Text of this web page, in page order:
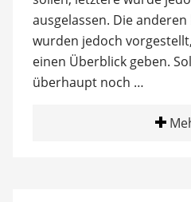
ausgelassen. Die
wurden jedoch
einen Überblick geben.
überhaupt noch …